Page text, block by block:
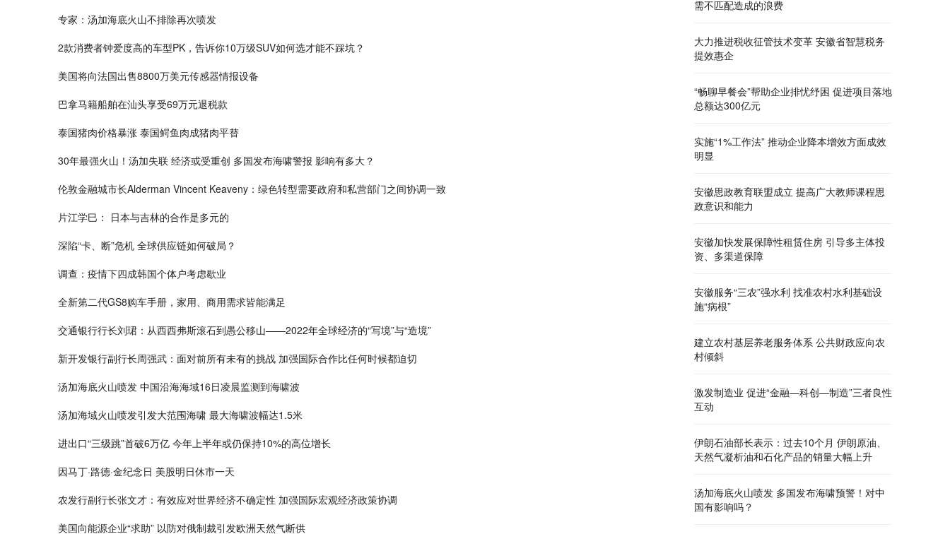
专家：汤加海底火山不排除再次喷发
2款消费者钟爱度高的车型PK，告诉你10万级SUV如何选才能不踩坑？
美国将向法国出售8800万美元传感器情报设备
巴拿马籍船舶在汕头享受69万元退税款
泰国猪肉价格暴涨 泰国鳄鱼肉成猪肉平替
30年最强火山！汤加失联 经济或受重创 多国发布海啸警报 影响有多大？
伦敦金融城市长Alderman Vincent Keaveny：绿色转型需要政府和私营部门之间协调一致
片江学巳： 日本与吉林的合作是多元的
深陷“卡、断”危机 全球供应链如何破局？
调查：疫情下四成韩国个体户考虑歇业
全新第二代GS8购车手册，家用、商用需求皆能满足
交通银行行长刘珺：从西西弗斯滚石到愚公移山——2022年全球经济的“写境”与“造境”
新开发银行副行长周强武：面对前所有未有的挑战 加强国际合作比任何时候都迫切
汤加海底火山喷发 中国沿海海域16日凌晨监测到海啸波
汤加海域火山喷发引发大范围海啸 最大海啸波幅达1.5米
进出口“三级跳”首破6万亿 今年上半年或仍保持10%的高位增长
因马丁·路德·金纪念日 美股明日休市一天
农发行副行长张文才：有效应对世界经济不确定性 加强国际宏观经济政策协调
美国向能源企业“求助” 以防对俄制裁引发欧洲天然气断供
需不匹配造成的浪费
大力推进税收征管技术变革 安徽省智慧税务
提效惠企
“畅聊早餐会”帮助企业排忧纾困 促进项目落地
总额达300亿元
实施“1%工作法” 推动企业降本增效方面成效
明显
安徽思政教育联盟成立 提高广大教师课程思
政意识和能力
安徽加快发展保障性租赁住房 引导多主体投
资、多渠道保障
安徽服务“三农”强水利 找准农村水利基础设
施“病根”
建立农村基层养老服务体系 公共财政应向农
村倾斜
激发制造业 促进“金融—科创—制造”三者良性
互动
伊朗石油部长表示：过去10个月 伊朗原油、
天然气凝析油和石化产品的销量大幅上升
汤加海底火山喷发 多国发布海啸预警！对中
国有影响吗？